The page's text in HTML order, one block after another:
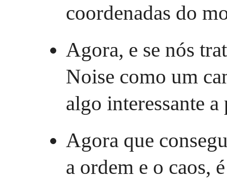
coordenadas do
Agora, e se nós
Noise como um
algo interessante
Agora que
a ordem e o caos,